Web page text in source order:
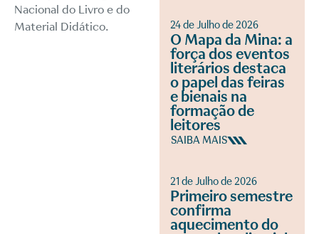
Nacional do Livro e do
Material Didático.
24 de Julho de 2026
O Mapa da Mina: a
força dos eventos
literários destaca
o papel das feiras
e bienais na
formação de
leitores
SAIBA MAIS
21 de Julho de 2026
Primeiro semestre
confirma
aquecimento do